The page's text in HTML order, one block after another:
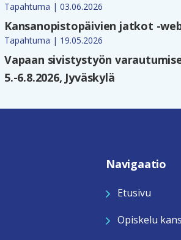
Tapahtuma | 03.06.2026
Kansanopistopäivien jatkot -
Tapahtuma | 19.05.2026
Vapaan sivistystyön
5.-6.8.2026, Jyväskylä
Navigaatio
Etusivu
Opiskelu